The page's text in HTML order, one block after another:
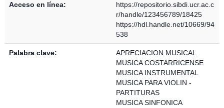
Acceso en línea:
https://repositorio.sibdi.ucr.ac.c
r/handle/123456789/18425
https://hdl.handle.net/10669/94
538
Palabra clave:
APRECIACION MUSICAL
MUSICA COSTARRICENSE
MUSICA INSTRUMENTAL
MUSICA PARA VIOLIN -
PARTITURAS
MUSICA SINFONICA